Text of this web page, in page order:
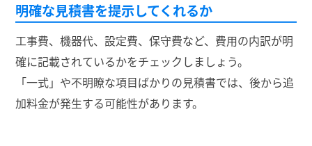
明確な見積書を提示してくれるか
工事費、機器代、設定費、保守費など、費用の内訳が明
確に記載されているかをチェックしましょう。
「一式」や不明瞭な項目ばかりの見積書では、後から追
加料金が発生する可能性があります。